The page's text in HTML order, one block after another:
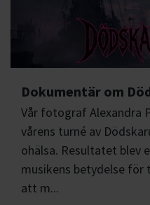
Dokumentär om
Vår fotograf Alexandra
vårens turné av
ohälsa. Resultatet blev
musikens betydelse
att m...